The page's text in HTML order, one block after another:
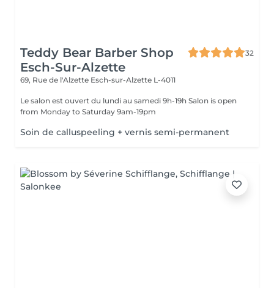
Teddy Bear Barber Shop
Esch-Sur-Alzette
32
69, Rue de l'Alzette Esch-sur-Alzette L-4011
Le salon est ouvert du lundi au samedi 9h-19h Salon is open
from Monday to Saturday 9am-19pm
Soin de calluspeeling + vernis semi-permanent